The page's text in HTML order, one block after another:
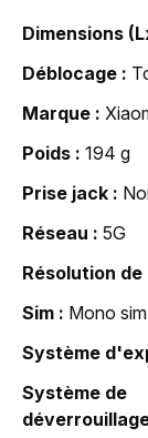
Dimensions
Déblocage
Marque
Poids
194 g
Prise jack
Réseau
5G
Résolution
Sim
Mono sim
Système
Système de